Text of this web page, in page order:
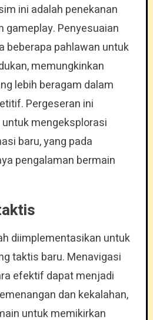
ini adalah penekanan
gameplay. Penyesuaian
beberapa pahlawan untuk
memungkinkan
lebih beragam dalam
Pergeseran ini
mengeksplorasi
baru, yang pada
pengalaman bermain
diimplementasikan untuk
taktis baru. Menavigasi
efektif dapat menjadi
dan kekalahan,
untuk memikirkan